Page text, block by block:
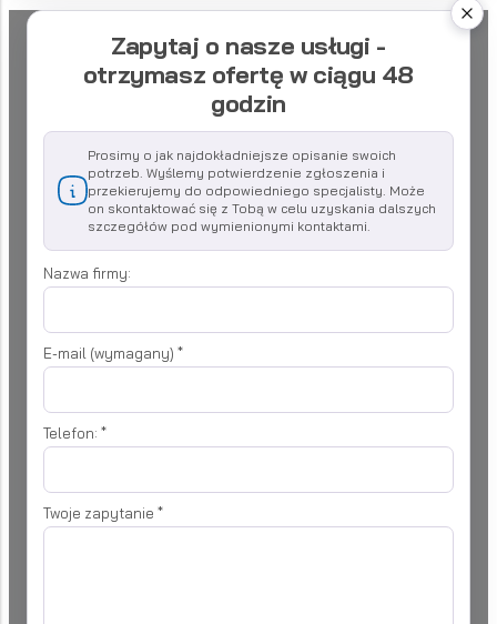
Zapytaj o nasze usługi -
otrzymasz ofertę w ciągu 48
godzin
Prosimy o jak najdokładniejsze opisanie swoich
potrzeb. Wyślemy potwierdzenie zgłoszenia i
przekierujemy do odpowiedniego specjalisty. Może
on skontaktować się z Tobą w celu uzyskania dalszych
szczegółów pod wymienionymi kontaktami.
Nazwa firmy:
E-mail (wymagany) *
Telefon: *
Twoje zapytanie *